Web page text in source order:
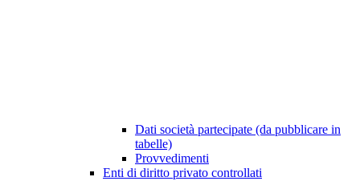
Dati società partecipate (da pubblicare in
tabelle)
Provvedimenti
Enti di diritto privato controllati